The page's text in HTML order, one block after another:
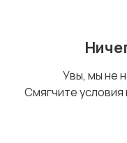
Увы, мы не
Смягчите